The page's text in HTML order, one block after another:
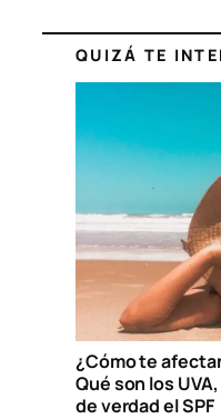
QUIZÁ TE
¿Cómo te
Qué son los
de verdad el SPF